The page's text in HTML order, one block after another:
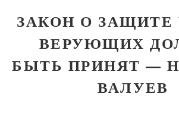
ЗАКОН О ЗАЩИТЕ
ВЕРУЮЩИХ
БЫТЬ ПРИНЯТ —
ВАЛУЕВ